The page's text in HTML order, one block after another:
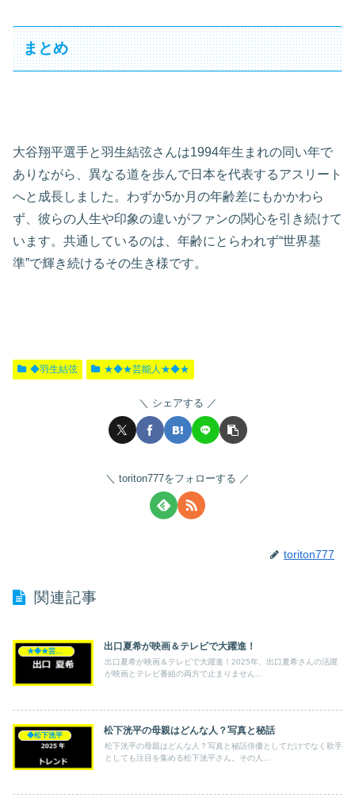
まとめ
大谷翔平選手と羽生結弦さんは1994年生まれの同い年で
ありながら、異なる道を歩んで日本を代表するアスリート
へと成長しました。わずか5か月の年齢差にもかかわら
ず、彼らの人生や印象の違いがファンの関心を引き続けて
います。共通しているのは、年齢にとらわれず“世界基
準”で輝き続けるその生き様です。
◆羽生結弦 ★◆★芸能人★◆★
シェアする
toriton777をフォローする
toriton777
関連記事
出口夏希が映画＆テレビで大躍進！
出口夏希が映画＆テレビで大躍進！2025年、出口夏希さんの活躍
が映画とテレビ番組の両方で止まりません...
◆松下洸平 松下洸平の母親はどんな人？写真と秘話
松下洸平の母親はどんな人？写真と秘話俳優としてだけでなく歌手
としても注目を集める松下洸平さん。その人...